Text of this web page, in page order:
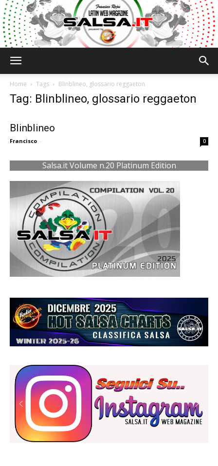
Home Tags Blinblineo, glossario reggaeton
Tag: Blinblineo, glossario reggaeton
Blinblineo
Francisco - 0
Salsa.it Volume n.20 Platinum Edition